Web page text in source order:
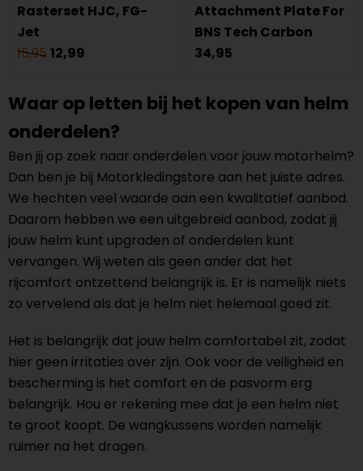
Rasterset HJC, FG-
Jet
15,9512,99
Attachment Plate For
BNS Tech Carbon
34,95
Waar op letten bij het kopen van helm
onderdelen?
Ben jij op zoek naar onderdelen voor jouw motorhelm?
Dan ben je bij Motorkledingstore aan het juiste adres.
We hechten veel waarde aan een kwalitatief aanbod.
Daarom hebben we een uitgebreid aanbod, zodat jij
jouw helm kunt upgraden of onderdelen kunt
vervangen. Wij weten als geen ander dat het
rijcomfort ontzettend belangrijk is. Er is namelijk niets
zo vervelend als dat je helm niet helemaal goed zit.
Het is belangrijk dat jouw helm comfortabel zit, zodat
hier geen irritaties over zijn. Ook voor de veiligheid en
bescherming is het comfort en de pasvorm erg
belangrijk. Hou er rekening mee dat je een helm niet
te groot koopt. De wangkussens worden namelijk
ruimer na het dragen.